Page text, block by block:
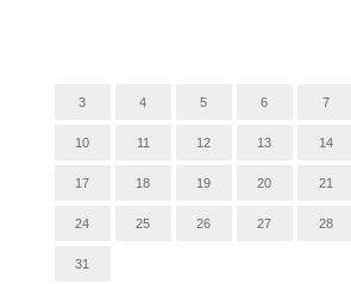
3 4 5 6 7
10 11 12 13 14
17 18 19 20 21
24 25 26 27 28
31